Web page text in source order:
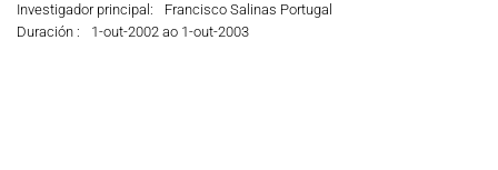
Investigador principal:
Francisco Salinas Portugal
Duración :
1-out-2002 ao 1-out-2003